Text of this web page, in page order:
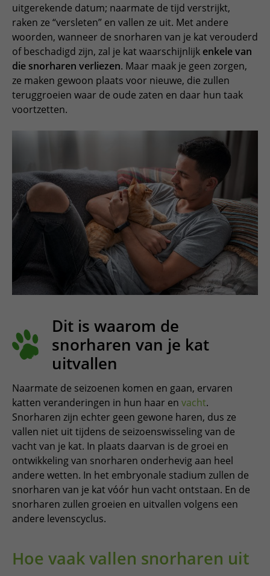
uitgerekende datum; naarmate de tijd verstrijkt,
raken ze “versleten” en vallen ze uit. Met andere
woorden, wanneer de snorharen van je kat verouderd
of beschadigd zijn, zal je kat waarschijnlijk enkele van
die snorharen verliezen. Maar maak je geen zorgen,
ze maken gewoon plaats voor nieuwe, die zullen
teruggroeien waar de oude zaten en daar hun taak
voortzetten.
Dit is waarom de
snorharen van je kat
uitvallen
Naarmate de seizoenen komen en gaan, ervaren
katten veranderingen in hun haar en vacht.
Snorharen zijn echter geen gewone haren, dus ze
vallen niet uit tijdens de seizoenswisseling van de
vacht van je kat. In plaats daarvan is de groei en
ontwikkeling van snorharen onderhevig aan heel
andere wetten. In het embryonale stadium zullen de
snorharen van je kat vóór hun vacht ontstaan. En de
snorharen zullen groeien en uitvallen volgens een
andere levenscyclus.
Hoe vaak vallen snorharen uit